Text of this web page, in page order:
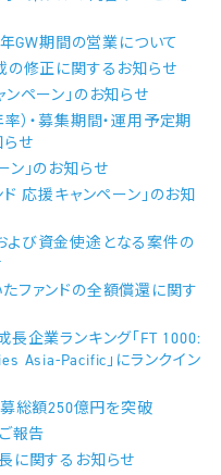
GW期間の営業について
の修正に関するお知らせ
ペーン」のお知らせ
）・募集期間・運用予定期
せ
ン」のお知らせ
応援キャンペーン」のお知
び資金使途となる案件の
ファンドの全額償還に関す
企業ランキング「FT 1000:
Asia-Pacific」にランクイン
募総額250億円を突破
報告
に関するお知らせ